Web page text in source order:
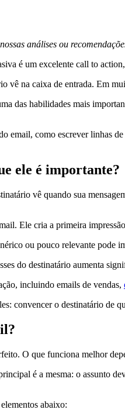
análises ou
é um excelente call to
vê na caixa de entrada. Em
das habilidades mais
email, como escrever linhas
ele é importante?
vê quando sua
Ele cria a primeira
ou pouco relevante pode
do destinatário aumenta
incluindo emails de vendas,
convencer o destinatário de
O que funciona melhor
é a mesma: o assunto
abaixo: